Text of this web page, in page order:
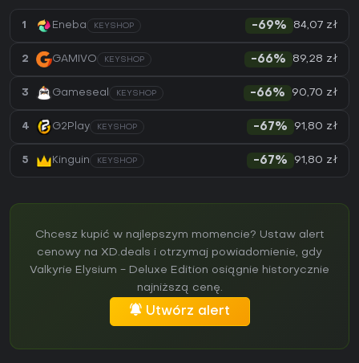
1 Eneba KEYSHOP -69% 84,07 zł
2 GAMIVO KEYSHOP -66% 89,28 zł
3 Gameseal KEYSHOP -66% 90,70 zł
4 G2Play KEYSHOP -67% 91,80 zł
5 Kinguin KEYSHOP -67% 91,80 zł
Chcesz kupić w najlepszym momencie? Ustaw alert
cenowy na XD.deals i otrzymaj powiadomienie, gdy
Valkyrie Elysium - Deluxe Edition osiągnie historycznie
najniższą cenę.
Utwórz alert